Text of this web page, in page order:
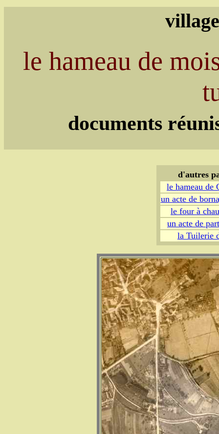
le hameau de
documents
d'autres
le hameau de
un acte de
le four à
un acte de
la Tuilerie